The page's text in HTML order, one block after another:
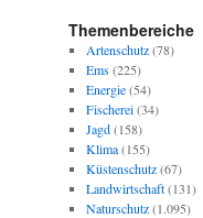
Themenbereiche
Artenschutz(78)
Ems(225)
Energie(54)
Fischerei(34)
Jagd(158)
Klima(155)
Küstenschutz(67)
Landwirtschaft(131)
Naturschutz(1.095)